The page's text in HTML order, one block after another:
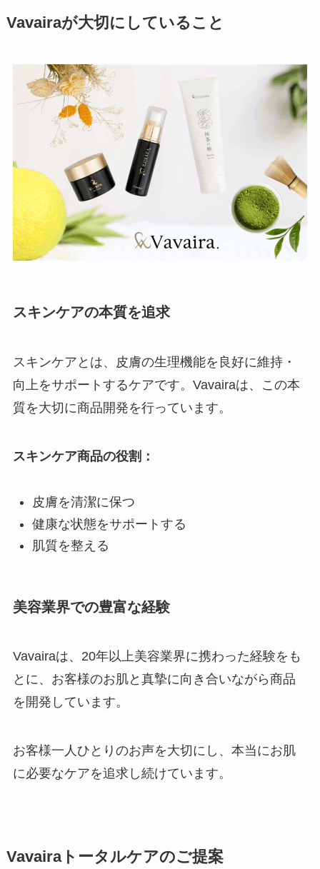
Vavairaが大切にしていること
スキンケアの本質を追求
スキンケアとは、皮膚の生理機能を良好に維持・
向上をサポートするケアです。Vavairaは、この本
質を大切に商品開発を行っています。
スキンケア商品の役割：
皮膚を清潔に保つ
健康な状態をサポートする
肌質を整える
美容業界での豊富な経験
Vavairaは、20年以上美容業界に携わった経験をも
とに、お客様のお肌と真摯に向き合いながら商品
を開発しています。
お客様一人ひとりのお声を大切にし、本当にお肌
に必要なケアを追求し続けています。
Vavairaトータルケアのご提案